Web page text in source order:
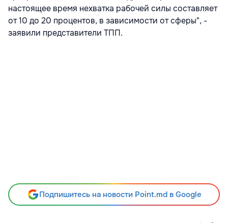
настоящее время нехватка рабочей силы составляет
от 10 до 20 процентов, в зависимости от сферы", -
заявили представители ТПП.
Подпишитесь на новости Point.md в Google